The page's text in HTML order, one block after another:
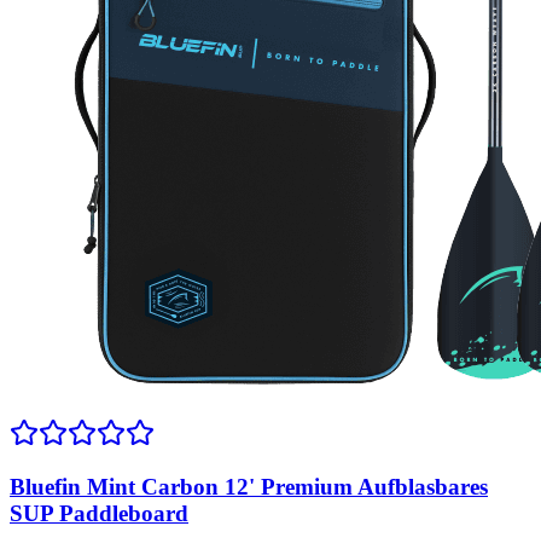
Bluefin Mint Carbon 12' Premium Aufblasbares
SUP Paddleboard